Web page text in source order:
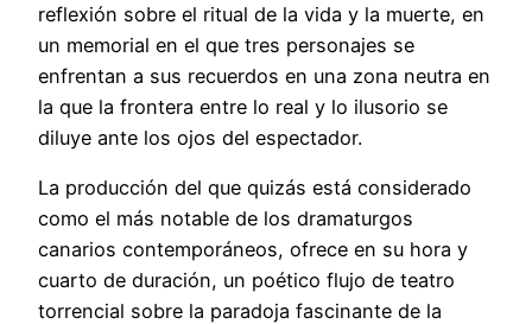
reflexión sobre el ritual de la vida y la muerte, en
un memorial en el que tres personajes se
enfrentan a sus recuerdos en una zona neutra en
la que la frontera entre lo real y lo ilusorio se
diluye ante los ojos del espectador.
La producción del que quizás está considerado
como el más notable de los dramaturgos
canarios contemporáneos, ofrece en su hora y
cuarto de duración, un poético flujo de teatro
torrencial sobre la paradoja fascinante de la